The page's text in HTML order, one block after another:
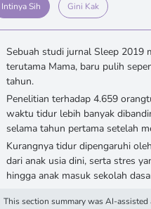
Intinya Sih Gini Kak
Sebuah studi jurnal Sleep 2019
terutama Mama, baru pulih
tahun.
Penelitian terhadap 4.659
waktu tidur lebih banyak
selama tahun pertama setelah
Kurangnya tidur dipengaruhi
dari anak usia dini, serta stres
hingga anak masuk sekolah
This section summary was AI-